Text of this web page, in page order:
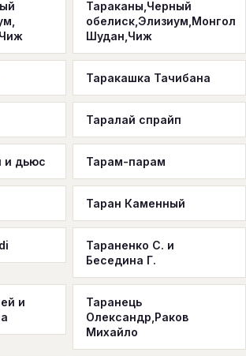
Тараканы,Черный
обелиск,Элизиум,Монгол
Шудан,Чиж
Таракашка Тачибана
Таралай спрайп
и дьюс Тарам-парам
Таран Каменный
Тараненко С. и
Беседина Г.
и
Таранець
Олександр,Раков
Михайло